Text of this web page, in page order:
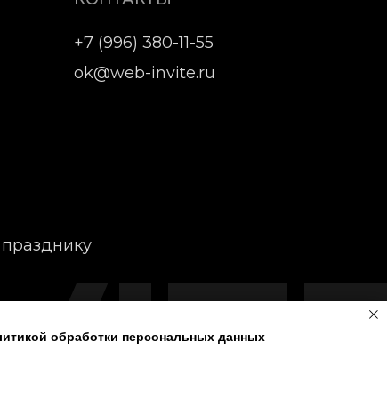
обработки персональных данных
материалов или подборки
информации, информационных
+7 (996) 380-11-55
ok@web-invite.ru